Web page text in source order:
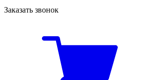
Заказать звонок